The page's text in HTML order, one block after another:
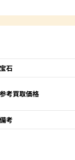
宝石
参考買取価格
備考